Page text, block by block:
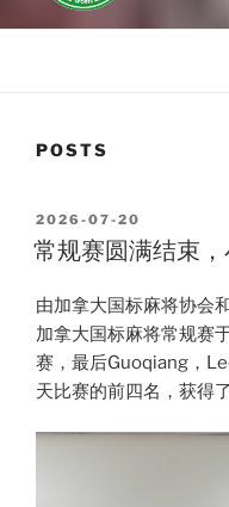
POSTS
POSTED
ON
2026-07-20
常规赛圆满结束
由加拿大国标麻将协会
加拿大国标麻将常规赛
赛，最后Guoqiang，
天比赛的前四名，获得